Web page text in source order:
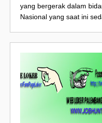
yang bergerak dalam
Nasional yang saat ini